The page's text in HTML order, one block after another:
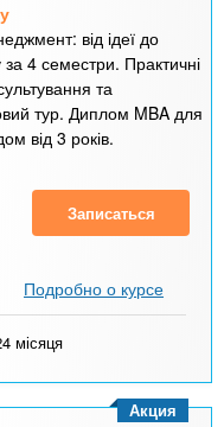
від ідеї до
за 4 семестри. Практичні
та
тур. Диплом MBA для
від 3 років.
Записаться
Подробно о курсе
місяця
Акция